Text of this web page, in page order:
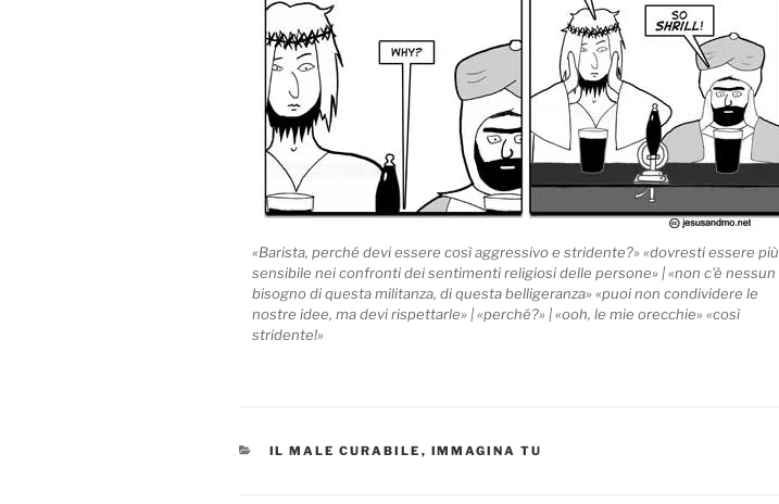
«Barista, perché devi essere così aggressivo e stridente?» «dovresti essere più
sensibile nei confronti dei sentimenti religiosi delle persone» | «non c'è nessun
bisogno di questa militanza, di questa belligeranza» «puoi non condividere le
nostre idee, ma devi rispettarle» | «perché?» | «ooh, le mie orecchie» «così
stridente!»
CATEGORIES
IL MALE CURABILE , IMMAGINA TU